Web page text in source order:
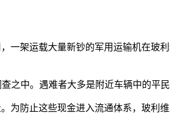
一架运载大量新钞的军用运输机在玻
之中。遇难者大多是附近车辆中的平民
为防止这些现金进入流通体系，玻利